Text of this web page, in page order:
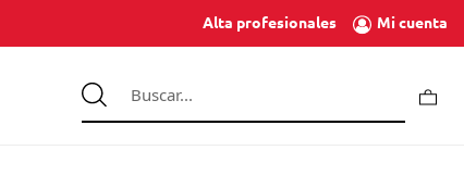
Alta profesionales Mi cuenta